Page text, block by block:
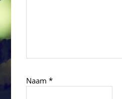
Naam*